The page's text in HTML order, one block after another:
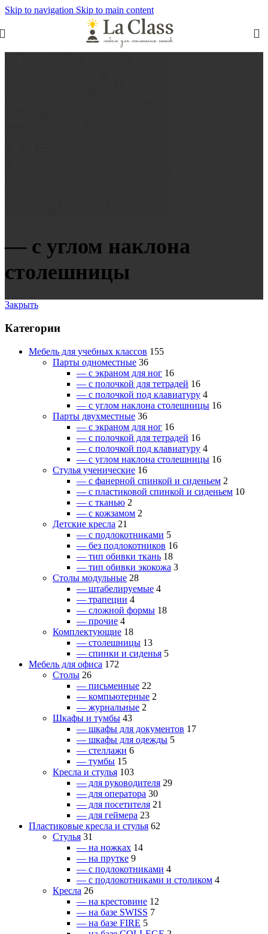
Skip to navigation Skip to main content
— c углом наклона
столешницы
Закрыть
Категории
Мебель для учебных классов 155
Парты одноместные 36
— c экраном для ног 16
— c полочкой для тетрадей 16
— c полочкой под клавиатуру 4
— c углом наклона столешницы 16
Парты двухместные 36
— c экраном для ног 16
— c полочкой для тетрадей 16
— c полочкой под клавиатуру 4
— c углом наклона столешницы 16
Стулья ученические 16
— c фанерной спинкой и сиденьем 2
— c пластиковой спинкой и сиденьем 10
— c тканью 2
— c кожзамом 2
Детские кресла 21
— c подлокотниками 5
— без подлокотников 16
— тип обивки ткань 18
— тип обивки экокожа 3
Столы модульные 28
— штабелируемые 4
— трапеции 4
— сложной формы 18
— прочие 4
Комплектующие 18
— столешницы 13
— спинки и сиденья 5
Мебель для офиса 172
Столы 26
— письменные 22
— компьютерные 2
— журнальные 2
Шкафы и тумбы 43
— шкафы для документов 17
— шкафы для одежды 5
— стеллажи 6
— тумбы 15
Кресла и стулья 103
— для руководителя 29
— для оператора 30
— для посетителя 21
— для геймера 23
Пластиковые кресла и стулья 62
Стулья 31
— на ножках 14
— на прутке 9
— с подлокотниками 4
— с подлокотниками и столиком 4
Кресла 26
— на крестовине 12
— на базе SWISS 7
— на базе FIRE 5